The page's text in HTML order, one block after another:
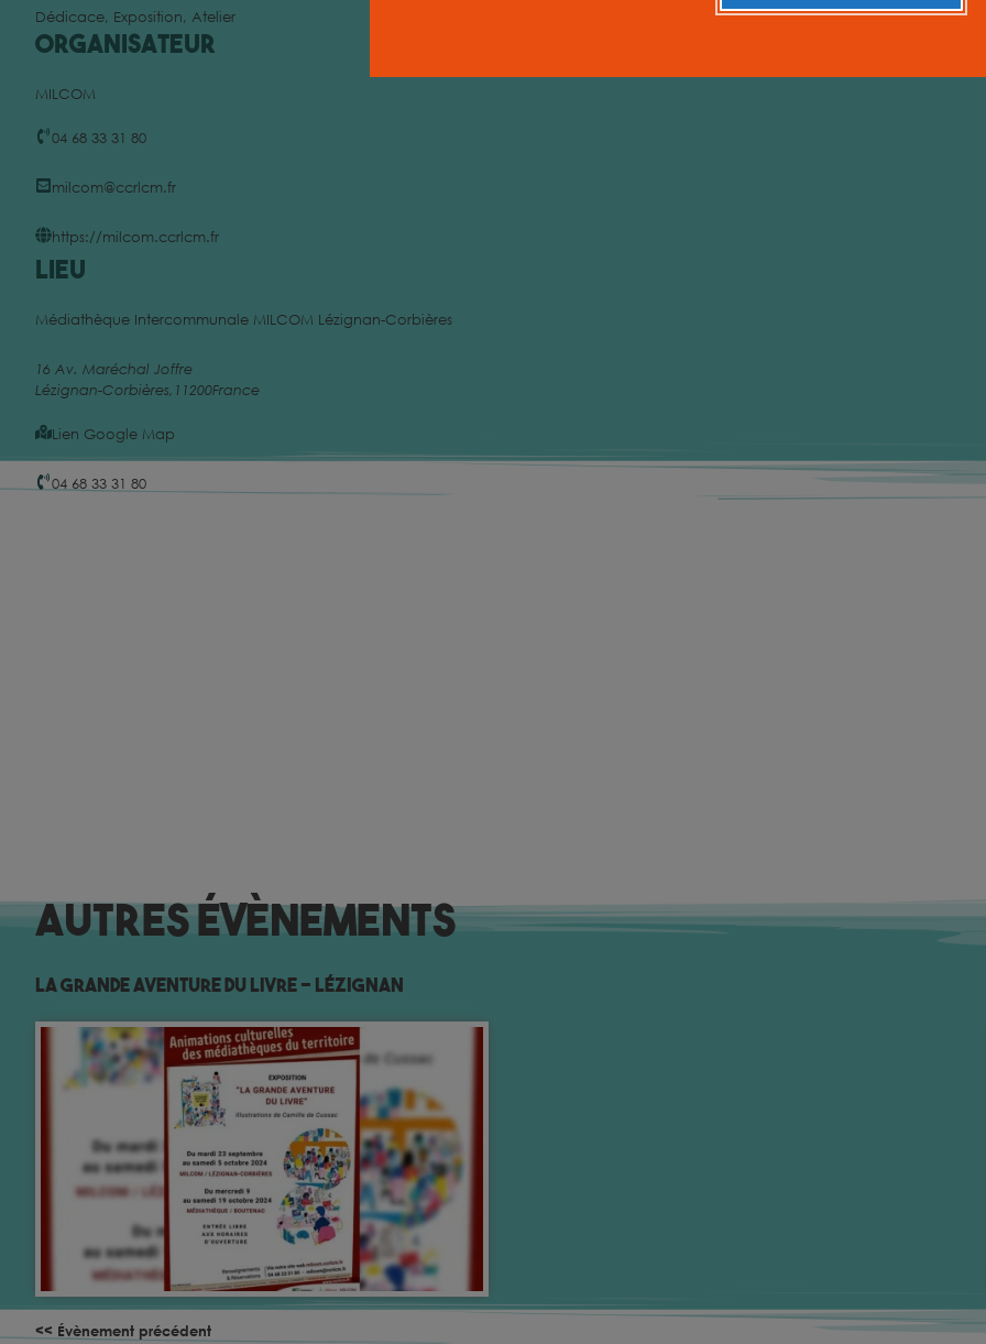
Dédicace, Exposition, Atelier
Organisateur
MILCOM
04 68 33 31 80
milcom@ccrlcm.fr
https://milcom.ccrlcm.fr
Lieu
Médiathèque Intercommunale MILCOM Lézignan-Corbières
16 Av. Maréchal Joffre
Lézignan-Corbières, 11200France
Lien Google Map
04 68 33 31 80
Autres évènements
La grande aventure du livre – Lézignan
<< Évènement précédent